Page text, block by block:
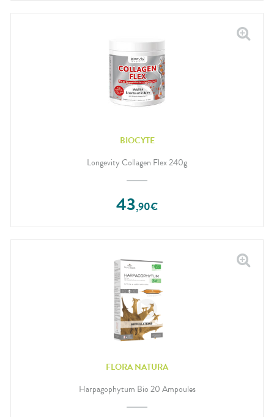
BIOCYTE
Longevity Collagen Flex 240g
43,90€
FLORA NATURA
Harpagophytum Bio 20 Ampoules